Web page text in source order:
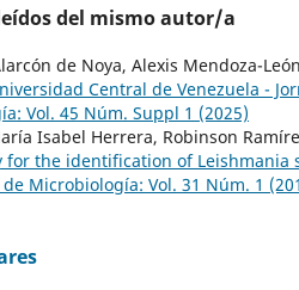
del mismo autor/a
de Noya, Alexis Mendoza-
Central de Venezuela -
Vol. 45 Núm. Suppl 1 (2025)
Isabel Herrera, Robinson
for the identification of
Microbiología: Vol. 31 Núm. 1